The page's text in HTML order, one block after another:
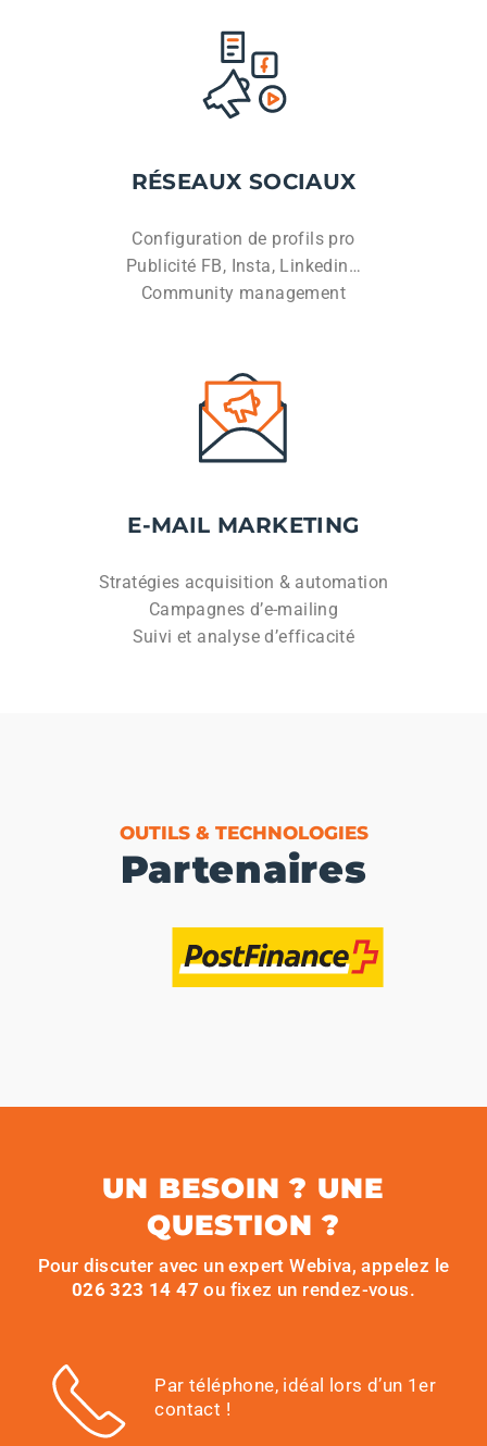
RÉSEAUX SOCIAUX
Configuration de profils pro
Publicité FB, Insta, Linkedin…
Community management
E-MAIL MARKETING
Stratégies acquisition & automation
Campagnes d’e-mailing
Suivi et analyse d’efficacité
OUTILS & TECHNOLOGIES
Partenaires
UN BESOIN ? UNE
QUESTION ?
Pour discuter avec un expert Webiva, appelez le
026 323 14 47 ou fixez un rendez-vous.
Par téléphone, idéal lors d’un 1er
contact !